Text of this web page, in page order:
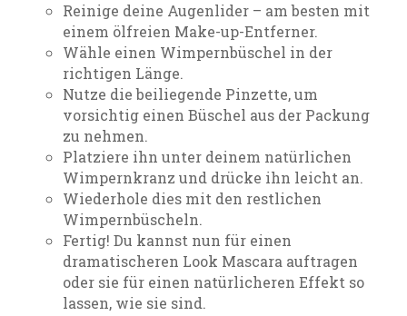
Reinige deine Augenlider – am besten mit
einem ölfreien Make-up-Entferner.
Wähle einen Wimpernbüschel in der
richtigen Länge.
Nutze die beiliegende Pinzette, um
vorsichtig einen Büschel aus der Packung
zu nehmen.
Platziere ihn unter deinem natürlichen
Wimpernkranz und drücke ihn leicht an.
Wiederhole dies mit den restlichen
Wimpernbüscheln.
Fertig! Du kannst nun für einen
dramatischeren Look Mascara auftragen
oder sie für einen natürlicheren Effekt so
lassen, wie sie sind.